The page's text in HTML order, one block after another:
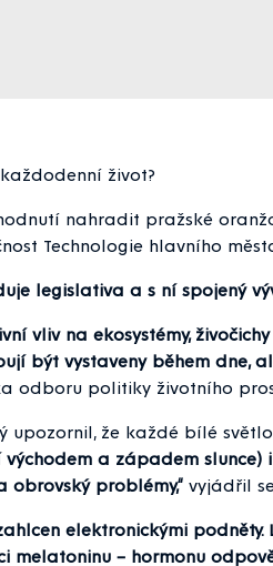
život?
nahradit pražské
Technologie hlavního
legislativa a s ní spojený
vliv na ekosystémy,
být vystaveny během dne,
odboru politiky životního
upozornil, že každé bílé
východem a západem
obrovský problémy,“ vyjádřil
elektronickými
melatoninu – hormonu